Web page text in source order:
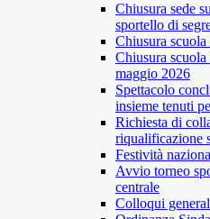
Chiusura sede
sportello di
Chiusura
Chiusura
maggio 2026
Spettacolo
insieme tenuti
Richiesta di
riqualificazione
Festività
Avvio torneo
centrale
Colloqui